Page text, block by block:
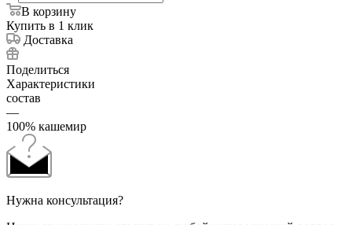
В корзину
Купить в 1 клик
Доставка
Поделиться
Характеристики
состав
—
100% кашемир
Нужна консультация?